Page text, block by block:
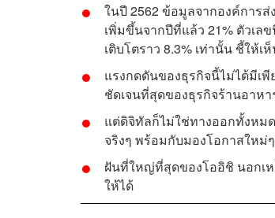
ในปี 2562 ข้อมูลจากองค์การ
เพิ่มขึ้นจากปีที่แล้ว 21% ตัวเล
เติบโตราว 8.3% เท่านั้น ชี้ให้
แรงกดดันของธุรกิจนี้ไม่ได้มีเ
ชัดเจนที่สุดของธุรกิจร้านอาหา
แต่ดิจิทัลก็ไม่ใช่ทางออกทั้งหม
จริงๆ พร้อมกับมองโอกาสใหม่
ฝันที่ใหญ่ที่สุดของโออิชิ นอกเห
ให้ได้